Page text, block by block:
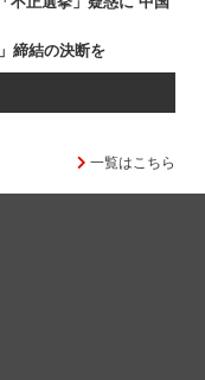
締結の決断を
一覧はこちら